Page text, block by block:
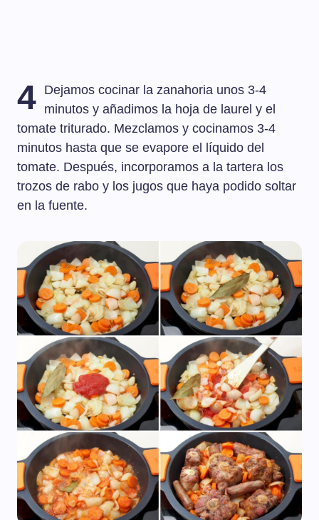
4 Dejamos cocinar la zanahoria unos 3-4
minutos y añadimos la hoja de laurel y el
tomate triturado. Mezclamos y cocinamos 3-4
minutos hasta que se evapore el líquido del
tomate. Después, incorporamos a la tartera los
trozos de rabo y los jugos que haya podido soltar
en la fuente.